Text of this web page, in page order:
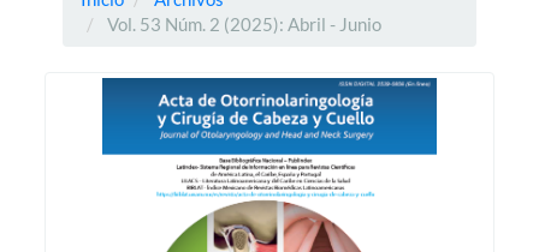
Vol. 53 Núm. 2 (2025): Abril - Junio